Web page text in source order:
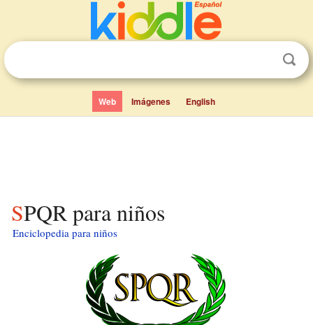
Web Imágenes English
SPQR para niños
Enciclopedia para niños